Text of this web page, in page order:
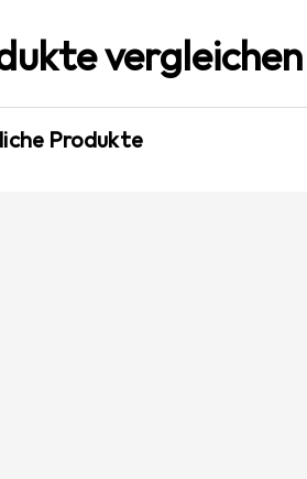
vergleichen
Produkte